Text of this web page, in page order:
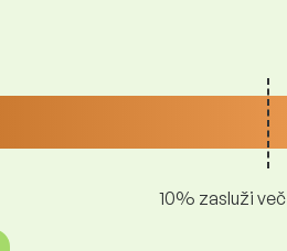
10% zasluži več